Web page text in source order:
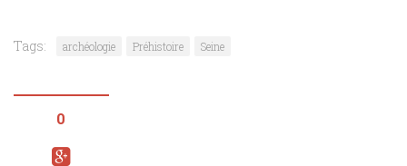
Tags: archéologie Préhistoire Seine
0